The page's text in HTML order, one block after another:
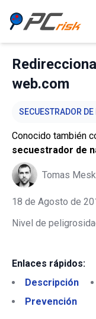
web.com
SECUESTRADOR
Conocido también
secuestrador de
Tomas
18 de Agosto de
Nivel de
Enlaces rápidos:
Descripción
Prevención